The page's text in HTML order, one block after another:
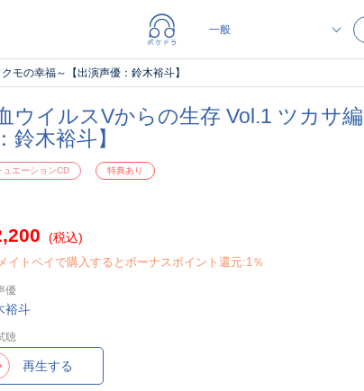
モの幸福～【出演声優：鈴木裕斗】
ウイルスVからの生存 Vol.1 ツカサ
鈴木裕斗】
ュエーションCD 特典あり
(税込)
イトペイで購入するとボーナスポイント還元:1％
優
裕斗
聴
再生する